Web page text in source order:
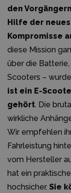
den
Hilfe der
Kompromisse
diese Mission
über die
Scooters –
ist ein E-
gehört. Die
wirkliche
Wir empfehlen
Fahrleistung
vom Hersteller
hat ein
hochsicher. Sie